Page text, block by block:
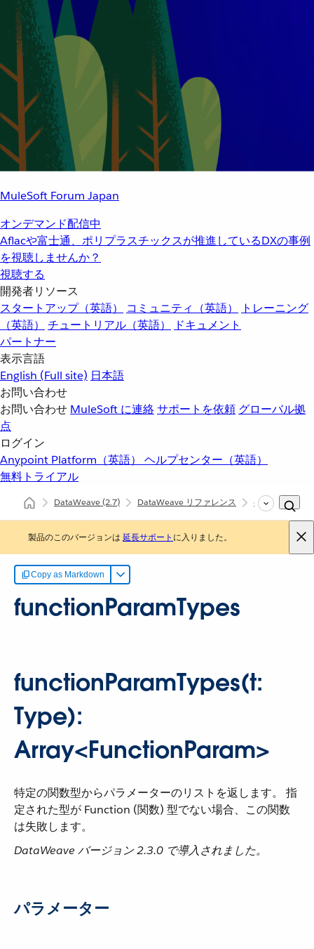
MuleSoft Forum Japan
オンデマンド配信中
Aflacや富士通、ポリプラスチックスが推進しているDXの事例
を視聴しませんか？
視聴する
開発者リソース
スタートアップ（英語）
コミュニティ（英語）
トレーニング
（英語）
チュートリアル（英語）
ドキュメント
パートナー
表示言語
English (Full site) 日本語
お問い合わせ
お問い合わせ MuleSoft に連絡サポートを依頼 グローバル拠
点
ログイン
Anypoint Platform（英語） ヘルプセンター（英語）
無料トライアル
DataWeave(2.7) DataWeave リファレンス dw::core::Types
製品のこのバージョンは 延長サポート に入りました。
Copy as Markdown
functionParamTypes
functionParamTypes(t:
Type):
Array<FunctionParam>
特定の関数型からパラメーターのリストを返します。 指
定された型が Function (関数) 型でない場合、この関数
は失敗します。
DataWeave バージョン 2.3.0 で導入されました。
パラメーター